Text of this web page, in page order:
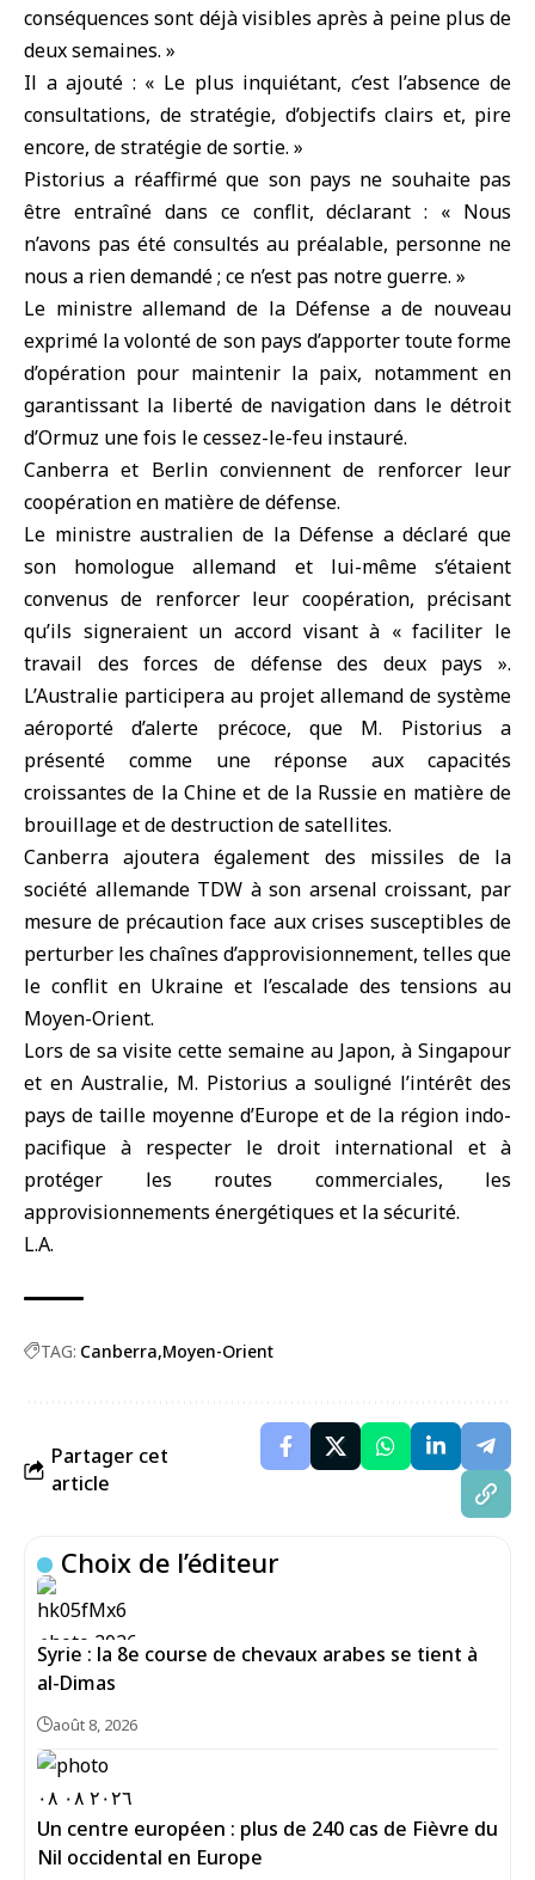
conséquences sont déjà visibles après à peine plus de
deux semaines. »
Il a ajouté : « Le plus inquiétant, c’est l’absence de
consultations, de stratégie, d’objectifs clairs et, pire
encore, de stratégie de sortie. »
Pistorius a réaffirmé que son pays ne souhaite pas
être entraîné dans ce conflit, déclarant : « Nous
n’avons pas été consultés au préalable, personne ne
nous a rien demandé ; ce n’est pas notre guerre. »
Le ministre allemand de la Défense a de nouveau
exprimé la volonté de son pays d’apporter toute forme
d’opération pour maintenir la paix, notamment en
garantissant la liberté de navigation dans le détroit
d’Ormuz une fois le cessez-le-feu instauré.
Canberra et Berlinconviennent de renforcer leur
coopération en matière de défense.
Le ministre australien de la Défense a déclaré que
son homologue allemand et lui-même s’étaient
convenus de renforcer leur coopération, précisant
qu’ils signeraient un accord visant à « faciliter le
travail des forces de défense des deux pays ».
L’Australie participera au projet allemand de système
aéroporté d’alerte précoce, que M. Pistorius a
présenté comme une réponse aux capacités
croissantes de la Chine et de la Russie en matière de
brouillage et de destruction de satellites.
Canberra ajoutera également des missiles de la
société allemande TDW à son arsenal croissant, par
mesure de précaution face aux crises susceptibles de
perturber les chaînes d’approvisionnement, telles que
le conflit en Ukraine et l’escalade des tensions au
Moyen-Orient.
Lors de sa visite cette semaine au Japon, à Singapour
et en Australie, M. Pistorius a souligné l’intérêt des
pays de taille moyenne d’Europe et de la région indo-
pacifique à respecter le droit international et à
protéger les routes commerciales, les
approvisionnements énergétiques et la sécurité.
L.A.
TAG: Canberra Moyen-Orient
Partager cet
article
Choix de l’éditeur
Syrie : la 8e course de chevaux arabes se tient à
al-Dimas
août 8, 2026
Un centre européen : plus de 240 cas de Fièvre du
Nil occidental en Europe